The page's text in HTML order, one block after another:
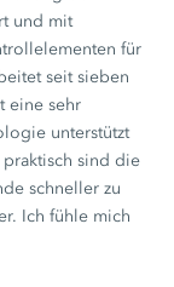
und mit
für
seit sieben
eine sehr
unterstützt
sind die
schneller zu
Ich fühle mich